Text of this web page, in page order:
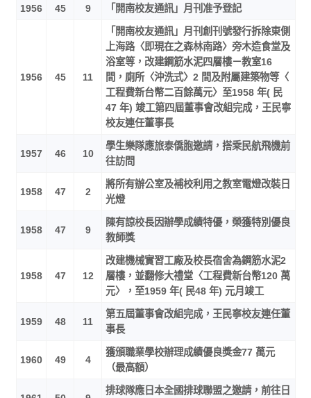
1956 45 9 「開南校友通訊」月刊准予登記
1956 45 11
「開南校友通訊」月刊創刊號發行拆除東側
上海路〈即現在之森林南路〉旁木造食堂及
浴室等，改建鋼筋水泥四層樓－教室16
間，廁所〈沖洗式〉2 間及附屬建築物等〈
工程費新台幣二百餘萬元〉至1958 年( 民
47 年) 竣工第四屆董事會改組完成，王民寧
校友連任董事長
1957 46 10
學生樂隊應旅泰僑胞邀請，搭乘民航飛機前
往訪問
1958 47 2
將所有辦公室及補校利用之教室電燈改裝日
光燈
1958 47 9
陳有諒校長因辦學成績特優，榮獲特別優良
教師獎
1958 47 12
改建機械實習工廠及校長宿舍為鋼筋水泥2
層樓，並翻修大禮堂〈工程費新台幣120 萬
元〉，至1959 年( 民48 年) 元月竣工
1959 48 11
第五屆董事會改組完成，王民寧校友連任董
事長
1960 49 4
獲頒職業學校辦理成績優良獎金77 萬元
（最高額）
排球隊應日本全國排球聯盟之邀請，前往日